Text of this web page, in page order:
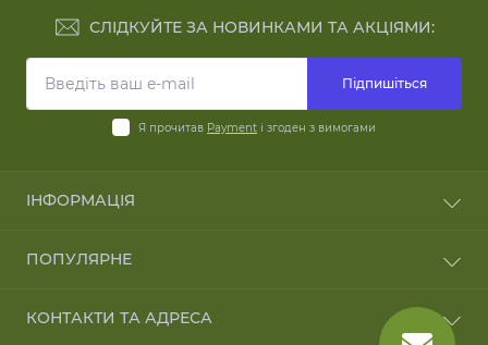
СЛІДКУЙТЕ ЗА НОВИНКАМИ ТА АКЦІЯМИ:
Підпишіться
Я прочитав Payment і згоден з вимогами
ІНФОРМАЦІЯ
Reviews
Повернення товару
ПОПУЛЯРНЕ
КОНТАКТИ ТА АДРЕСА